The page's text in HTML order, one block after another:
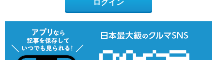
ログイン